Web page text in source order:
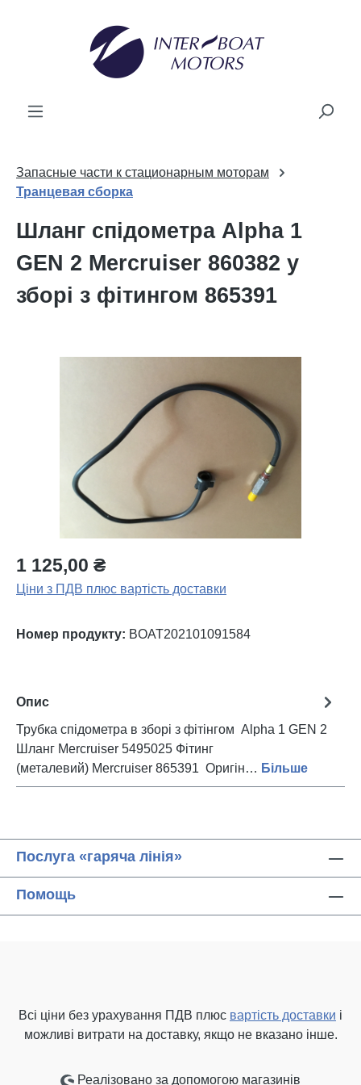
Запасные части к стационарным моторам
Транцевая сборка
Шланг спідометра Alpha 1
GEN 2 Mercruiser 860382 у
зборі з фітингом 865391
1 125,00 ₴
Ціни з ПДВ плюс вартість доставки
Номер продукту: BOAT202101091584
Опис
Трубка спідометра в зборі з фітінгом Alpha 1 GEN 2
Шланг Mercruiser 5495025 Фітинг
(металевий) Mercruiser 865391 Оригін… Більше
Послуга «гаряча лінія»
Помощь
Всі ціни без урахування ПДВ плюс вартість доставки і
можливі витрати на доставку, якщо не вказано інше.
Реалізовано за допомогою магазинів